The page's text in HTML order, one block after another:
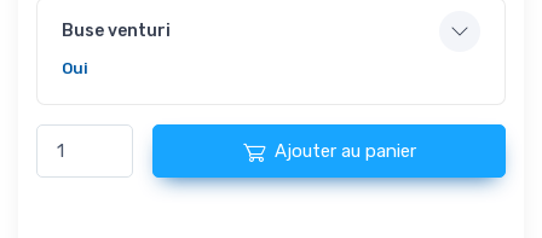
Buse venturi
Oui
Ajouter au panier